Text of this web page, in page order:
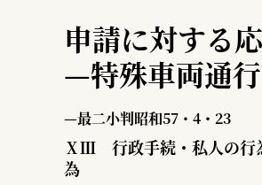
申請に対する
—特殊車両通
—最二小判昭和57・4・23
ⅩⅢ 行政手続・私人の行
為